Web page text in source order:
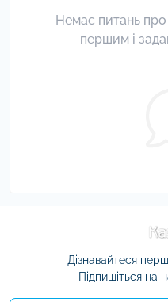
Немає питань
першим і
Дізнавайтеся
Підпишіться на